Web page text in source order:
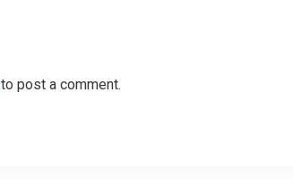
to post a comment.